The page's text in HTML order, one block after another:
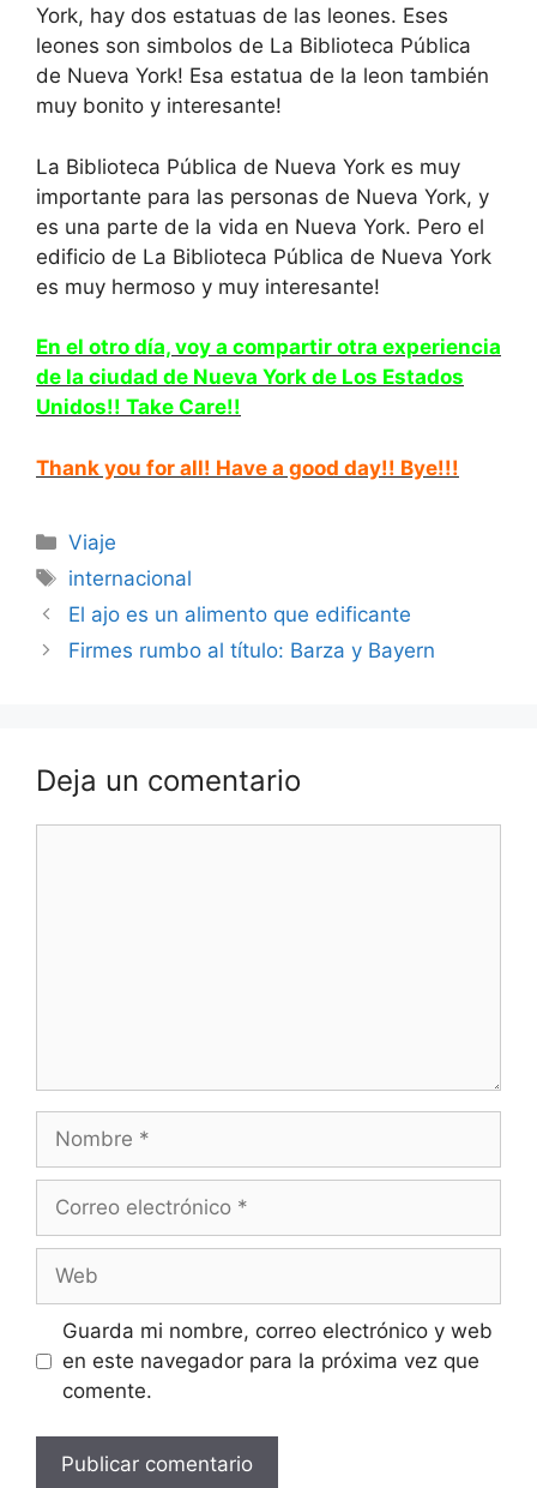
York, hay dos estatuas de las leones. Eses
leones son simbolos de La Biblioteca Pública
de Nueva York! Esa estatua de la leon también
muy bonito y interesante!
La Biblioteca Pública de Nueva York es muy
importante para las personas de Nueva York, y
es una parte de la vida en Nueva York. Pero el
edificio de La Biblioteca Pública de Nueva York
es muy hermoso y muy interesante!
En el otro día, voy a compartir otra experiencia
de la ciudad de Nueva York de Los Estados
Unidos!! Take Care!!
Thank you for all! Have a good day!! Bye!!!
Categorías
Viaje
Etiquetas
internacional
El ajo es un alimento que edificante
Firmes rumbo al título: Barza y Bayern
Deja un comentario
electrónico
Guarda mi nombre, correo electrónico y web
en este navegador para la próxima vez que
comente.